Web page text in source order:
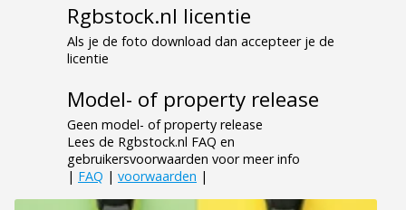
Rgbstock.nl licentie
Als je de foto download dan accepteer je de
licentie
Model- of property release
Geen model- of property release
Lees de Rgbstock.nl FAQ en
gebruikersvoorwaarden voor meer info
| FAQ | voorwaarden |